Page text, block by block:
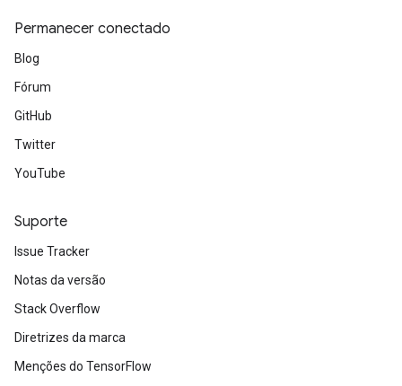
Permanecer conectado
Blog
Fórum
GitHub
Twitter
YouTube
Suporte
Issue Tracker
Notas da versão
Stack Overflow
Diretrizes da marca
Menções do TensorFlow